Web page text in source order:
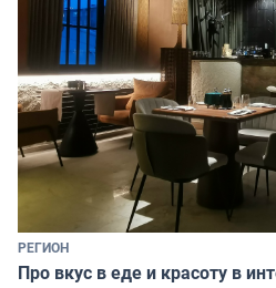
РЕГИОН
Про вкус в еде и красоту в